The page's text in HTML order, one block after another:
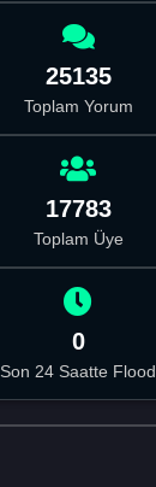
25135
Toplam Yorum
17783
Toplam Üye
0
Son 24 Saatte Flood